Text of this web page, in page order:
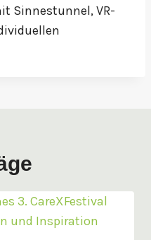
Sinnestunnel, VR-